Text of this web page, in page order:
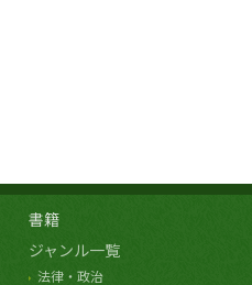
書籍
ジャンル一覧
法律・政治